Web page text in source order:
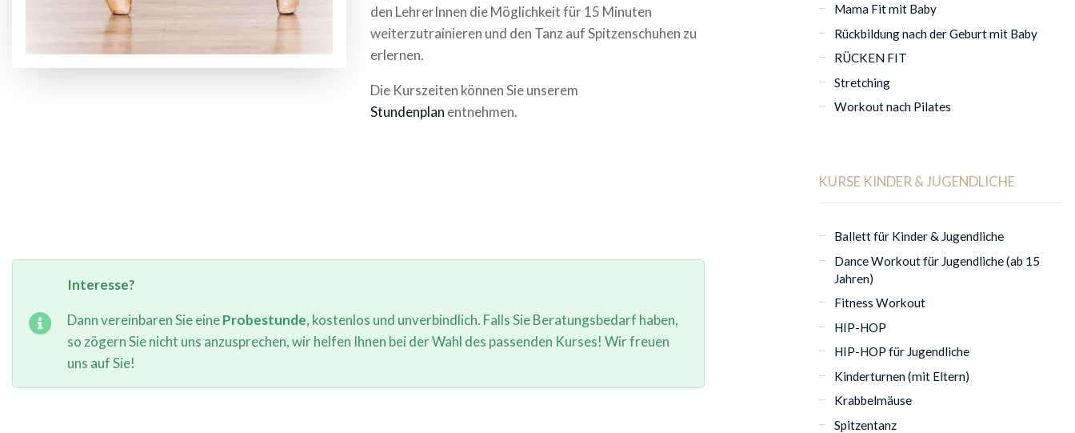
den LehrerInnen die Möglichkeit für 15 Minuten
weiterzutrainieren und den Tanz auf Spitzenschuhen zu
erlernen.
Die Kurszeiten können Sie unserem
Stundenplan entnehmen.
Interesse?
Dann vereinbaren Sie eineProbestunde, kostenlos und unverbindlich. Falls Sie Beratungsbedarf haben,
so zögern Sie nicht uns anzusprechen, wir helfen Ihnen bei der Wahl des passenden Kurses! Wir freuen
uns auf Sie!
Mama Fit mit Baby
Rückbildung nach der Geburt mit Baby
RÜCKEN FIT
Stretching
Workout nach Pilates
KURSE KINDER & JUGENDLICHE
Ballett für Kinder & Jugendliche
Dance Workout für Jugendliche (ab 15
Jahren)
Fitness Workout
HIP-HOP
HIP-HOP für Jugendliche
Kinderturnen (mit Eltern)
Krabbelmäuse
Spitzentanz